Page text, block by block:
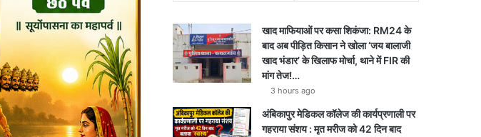
खाद माफियाओं पर कसा शिकंजा: RM24 के
बाद अब पीड़ित किसान ने खोला ‘जय बालाजी
खाद भंडार’ के खिलाफ मोर्चा, थाने में FIR की
मांग तेज!…
3 hours ago
अंबिकापुर मेडिकल कॉलेज की कार्यप्रणाली पर
गहराया संशय : मृत मरीज को 42 दिन बाद